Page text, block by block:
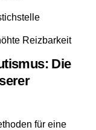
Reizbarkeit
Die
für eine